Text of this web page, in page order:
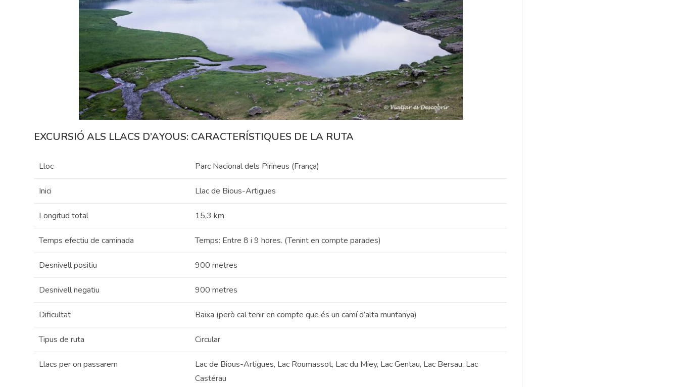
EXCURSIÓ ALS LLACS D’AYOUS: CARACTERÍSTIQUES DE LA RUTA
Lloc Parc Nacional dels Pirineus (França)
Inici Llac de Bious-Artigues
Longitud total 15,3 km
Temps efectiu de caminada Temps: Entre 8 i 9 hores. (Tenint en compte parades)
Desnivell positiu 900 metres
Desnivell negatiu 900 metres
Dificultat Baixa (però cal tenir en compte que és un camí d’alta muntanya)
Tipus de ruta Circular
Llacs per on passarem
Lac de Bious-Artigues, Lac Roumassot, Lac du Miey, Lac Gentau, Lac Bersau, Lac
Castérau